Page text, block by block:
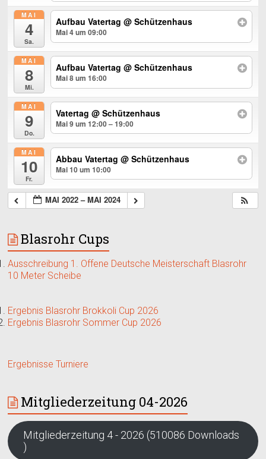
MAI
4
Sa.
Aufbau Vatertag @ Schützenhaus
Mai 4 um 09:00
MAI
8
Mi.
Aufbau Vatertag @ Schützenhaus
Mai 8 um 16:00
MAI
9
Do.
Vatertag @ Schützenhaus
Mai 9 um 12:00 – 19:00
MAI
10
Fr.
Abbau Vatertag @ Schützenhaus
Mai 10 um 10:00
MAI 2022 – MAI 2024
Blasrohr Cups
Ausschreibung 1. Offene Deutsche Meisterschaft Blasrohr
10 Meter Scheibe
Ergebnis Blasrohr Brokkoli Cup 2026
Ergebnis Blasrohr Sommer Cup 2026
Ergebnisse Turniere
Mitgliederzeitung 04-2026
Mitgliederzeitung 4 - 2026 (510086 Downloads
)